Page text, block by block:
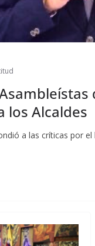
los Alcaldes
a las críticas por